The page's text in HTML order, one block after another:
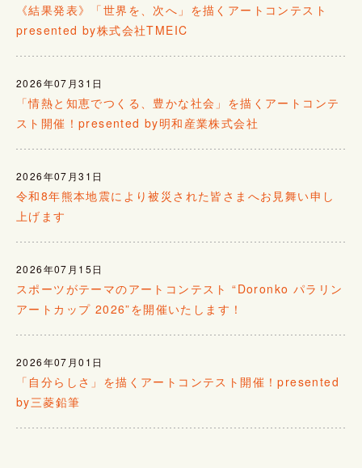
《結果発表》「世界を、次へ」を描くアートコンテスト
presented by株式会社TMEIC
2026年07月31日
「情熱と知恵でつくる、豊かな社会」を描くアートコンテ
スト開催！presented by明和産業株式会社
2026年07月31日
令和8年熊本地震により被災された皆さまへお見舞い申し
上げます
2026年07月15日
スポーツがテーマのアートコンテスト “Doronko パラリン
アートカップ 2026”を開催いたします！
2026年07月01日
「自分らしさ」を描くアートコンテスト開催！presented
by三菱鉛筆